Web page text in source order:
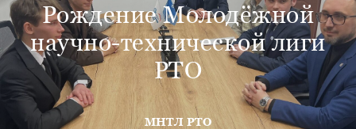
Рождение Молодёжной
научно-технической лиги
РТО
МНТЛ РТО